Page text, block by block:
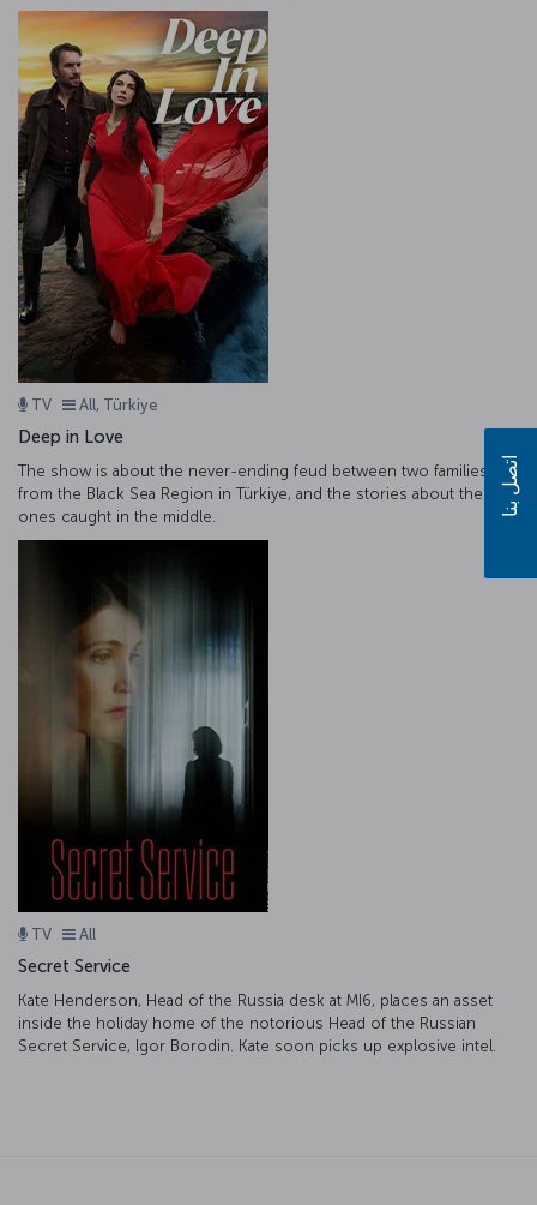
TV All, Türkiye
Deep in Love
The show is about the never-ending feud between two families
from the Black Sea Region in Türkiye, and the stories about the
ones caught in the middle.
TV All
Secret Service
Kate Henderson, Head of the Russia desk at MI6, places an asset
inside the holiday home of the notorious Head of the Russian
Secret Service, Igor Borodin. Kate soon picks up explosive intel.
اتصل بنا